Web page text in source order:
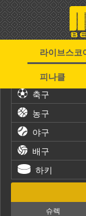
라이브스코
피나클
축구
농구
야구
배구
하키
슈렉